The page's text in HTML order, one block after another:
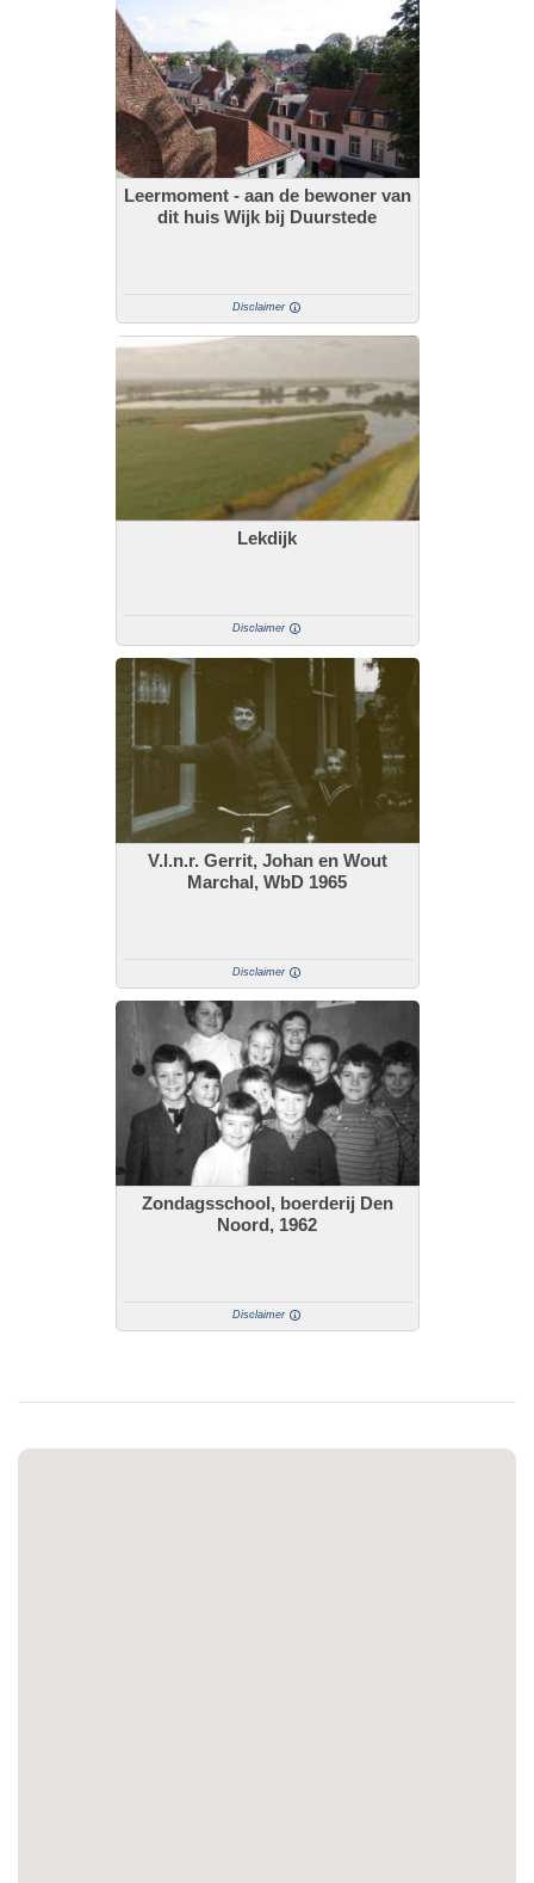
Leermoment - aan de bewoner van
dit huis Wijk bij Duurstede
Disclaimer
Lekdijk
Disclaimer
V.l.n.r. Gerrit, Johan en Wout
Marchal, WbD 1965
Disclaimer
Zondagsschool, boerderij Den
Noord, 1962
Disclaimer